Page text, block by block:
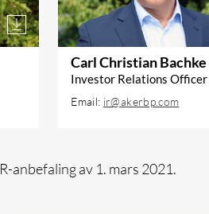
LAST NED BILDE
Carl Christian Bachke
Investor Relations Officer
Email: ir@akerbp.com
from IR, both as partner
anbefaling av 1. mars 2021.